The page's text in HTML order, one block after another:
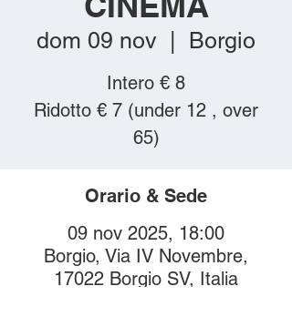
dom 09 nov Borgio
Intero € 8
Ridotto € 7 (under 12 , over
Orario & Sede
09 nov 2025, 18:00
Borgio, Via IV Novembre,
17022 Borgio SV, Italia